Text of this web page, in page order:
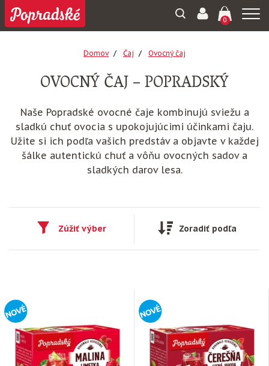
0
Domov Čaj Ovocný čaj
OVOCNÝ ČAJ – POPRADSKÝ
Naše Popradské ovocné čaje kombinujú sviežu a
sladkú chuť ovocia s upokojujúcimi účinkami čaju.
Užite si ich podľa vašich predstáv a objavte v každej
šálke autentickú chuť a vôňu ovocných sadov a
sladkých darov lesa.
Zúžiť výber Zoradiť podľa